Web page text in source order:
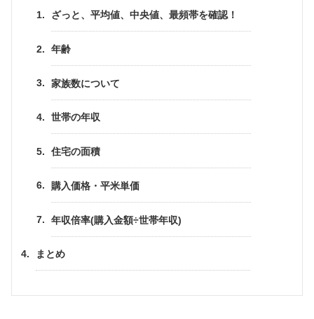
ざっと、平均値、中央値、最頻帯を確認！
年齢
家族数について
世帯の年収
住宅の面積
購入価格・平米単価
年収倍率(購入金額÷世帯年収)
まとめ